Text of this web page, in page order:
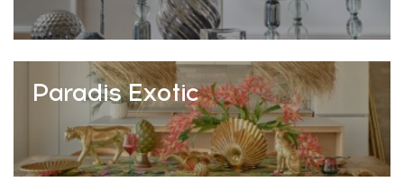
Paradis Exotic